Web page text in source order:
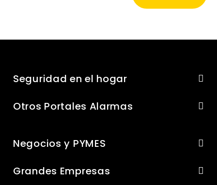
Seguridad en el hogar
Otros Portales Alarmas
Negocios y PYMES
Grandes Empresas